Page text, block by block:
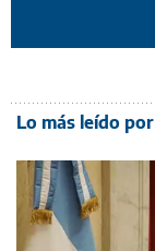
Lo más leído